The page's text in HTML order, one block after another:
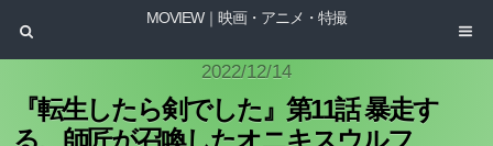
MOVIEW｜映画・アニメ・特撮
2022/12/14
『転生したら剣でした』第11話 暴走す
る、師匠が召喚したオニキスウルフ